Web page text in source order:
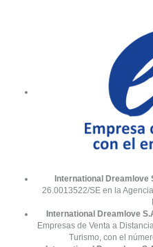
International Dreamlove
26.0013522/SE en la
International Dreamlove
Empresas de Venta a
Turismo, con el